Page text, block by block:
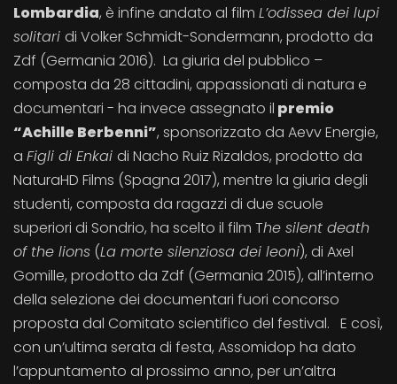
Lombardia, è infine andato al film L’odissea dei lupi
solitari di Volker Schmidt-Sondermann, prodotto da
Zdf (Germania 2016). La giuria del pubblico –
composta da 28 cittadini, appassionati di natura e
documentari - ha invece assegnato il premio
“Achille Berbenni”, sponsorizzato da Aevv Energie,
a Figli di Enkai di Nacho Ruiz Rizaldos, prodotto da
NaturaHD Films (Spagna 2017), mentre la giuria degli
studenti, composta da ragazzi di due scuole
superiori di Sondrio, ha scelto il film The silent death
of the lions (La morte silenziosa dei leoni), di Axel
Gomille, prodotto da Zdf (Germania 2015), all’interno
della selezione dei documentari fuori concorso
proposta dal Comitato scientifico del festival. E così,
con un’ultima serata di festa, Assomidop ha dato
l’appuntamento al prossimo anno, per un’altra